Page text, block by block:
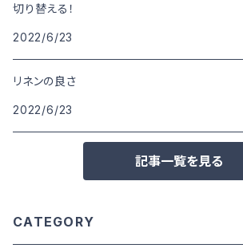
切り替える！
2022/6/23
リネンの良さ
2022/6/23
記事一覧を見る
CATEGORY